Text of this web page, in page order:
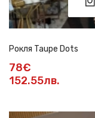
Рокля Taupe Dots
78€
152.55лв.